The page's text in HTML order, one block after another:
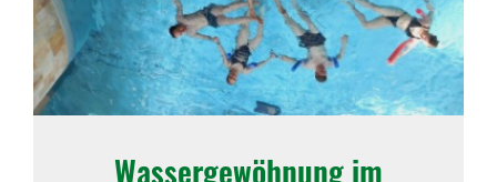
Wassergewöhnung im